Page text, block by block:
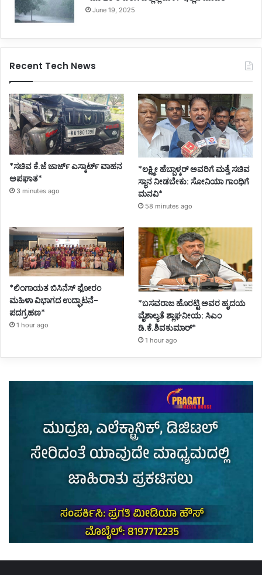
June 19, 2025
Recent Tech News
*ಸಚಿವ ಕೆ.ಜೆ ಜಾರ್ಜ್ ಎಸ್ಕಾರ್ಟ್ ವಾಹನ
ಅಪಘಾತ*
3 minutes ago
*ಲಕ್ಷ್ಮೀ ಹೆಬ್ಬಾಳ್ಕರ್ ಅವರಿಗೆ ಮತ್ತೆ ಸಚಿವ
ಸ್ಥಾನ ನೀಡಬೇಕು: ಸೋನಿಯಾ ಗಾಂಧಿಗೆ
ಮನವಿ*
58 minutes ago
*ಲಿಂಗಾಯತ ಬಿಸಿನೆಸ್ ಫೋರಂ
ಮಹಿಳಾ ವಿಭಾಗದ ಉದ್ಘಾಟನೆ-
ಪದಗ್ರಹಣ*
1 hour ago
*ಬಸವರಾಜ ಹೊರಟ್ಟಿ ಅವರ ಹೃದಯ
ವೈಶಾಲ್ಯತೆ ಶ್ಲಾಘನೀಯ: ಸಿಎಂ
ಡಿ.ಕೆ.ಶಿವಕುಮಾರ್*
1 hour ago